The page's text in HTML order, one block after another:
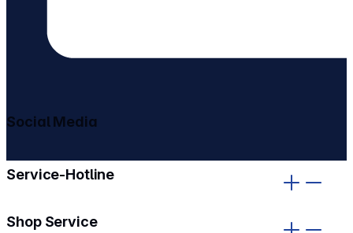
Service-Hotline
Shop Service
Social Media